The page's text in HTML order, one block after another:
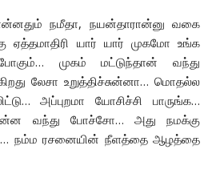
நமீதா, நயன்தாரான்னு வகை
யார் யார் முகமோ உங்க
முகம் மட்டுந்தான் வந்து
லேசா உறுத்திச்சுன்னா… மொதல்ல
அப்புறமா யோசிச்சி பாருங்க…
வந்து போச்சோ… அது நமக்கு
நம்ம ரசனையின் நீளத்தை ஆழத்தை